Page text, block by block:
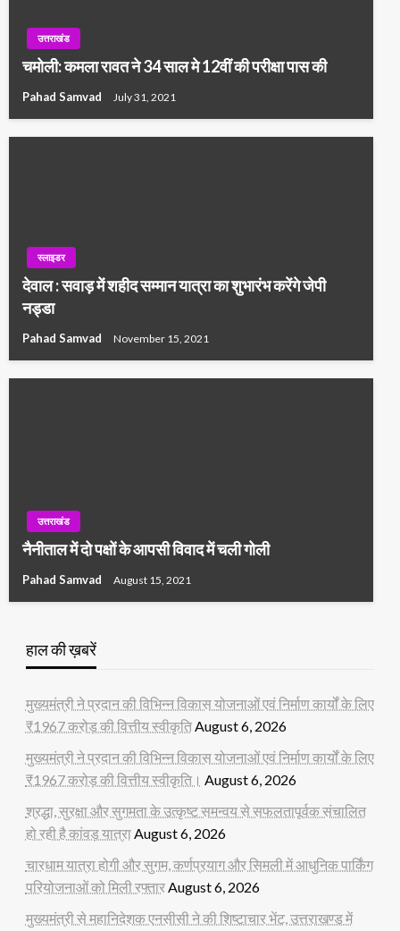
उत्तराखंड
चमोली: कमला रावत ने 34 साल मे 12वीं की परीक्षा पास की
Pahad Samvad July 31, 2021
स्लाइडर
देवाल : सवाड़ में शहीद सम्मान यात्रा का शुभारंभ करेंगे जेपी
नड्डा
Pahad Samvad November 15, 2021
उत्तराखंड
नैनीताल में दो पक्षों के आपसी विवाद में चली गोली
Pahad Samvad August 15, 2021
हाल की ख़बरें
मुख्यमंत्री ने प्रदान की विभिन्न विकास योजनाओं एवं निर्माण कार्यों के लिए
₹1967 करोड़ की वित्तीय स्वीकृतिAugust 6, 2026
मुख्यमंत्री ने प्रदान की विभिन्न विकास योजनाओं एवं निर्माण कार्यों के लिए
₹1967 करोड़ की वित्तीय स्वीकृति। August 6, 2026
श्रद्धा, सुरक्षा और सुगमता के उत्कृष्ट समन्वय से सफलतापूर्वक संचालित
हो रही है कांवड़ यात्राAugust 6, 2026
चारधाम यात्रा होगी और सुगम, कर्णप्रयाग और सिमली में आधुनिक पार्किंग
परियोजनाओं को मिली रफ्तारAugust 6, 2026
मुख्यमंत्री से महानिदेशक एनसीसी ने की शिष्टाचार भेंट, उत्तराखण्ड में